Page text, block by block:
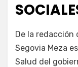
por Fernando
De la redacción
Segovia Meza
Salud del